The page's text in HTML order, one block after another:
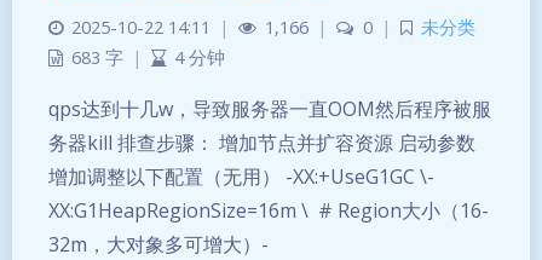
2025-10-22 14:11 | 1,166 | 0 |
未分类
683 字 | 4 分钟
qps达到十几w，导致服务器一直OOM然后程序被服
务器kill 排查步骤： 增加节点并扩容资源 启动参数
增加调整以下配置（无用） -XX:+UseG1GC \-
XX:G1HeapRegionSize=16m \ # Region大小（16-
32m，大对象多可增大）-